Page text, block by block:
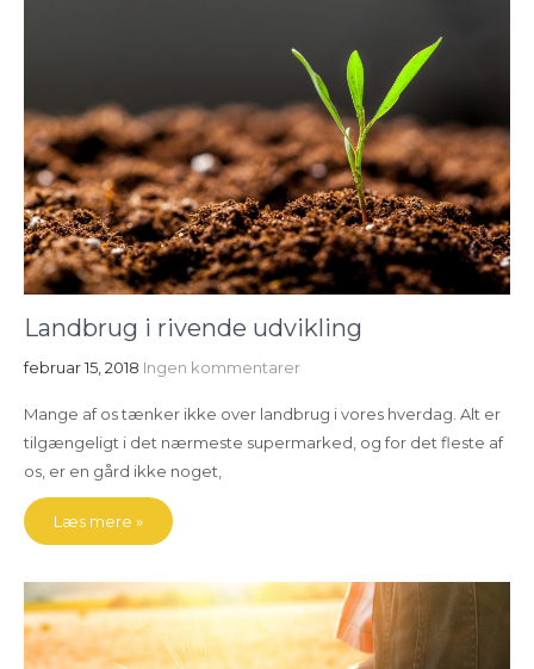
Landbrug i rivende udvikling
februar 15, 2018 Ingen kommentarer
Mange af os tænker ikke over landbrug i vores hverdag. Alt er
tilgængeligt i det nærmeste supermarked, og for det fleste af
os, er en gård ikke noget,
Læs mere »